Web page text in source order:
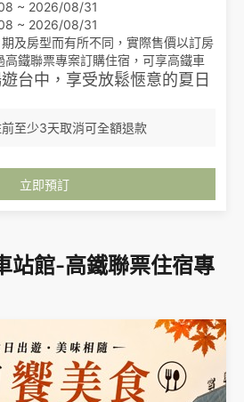
~ 2026/08/31
~ 2026/08/31
及房型而有所不同，實際售價以訂房
內容依台灣高鐵公告為準。
台中，享受放鬆愜意的夏日
升等高級雙人房（依房況安
1 小時或足浴包 1 組（二選
前至少3天取消可全額退款
立即預訂
站館-高鐵聯票住宿專